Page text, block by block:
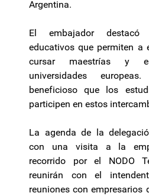
Argentina.
El embajador destacó
educativos que permiten a
cursar maestrías y
universidades
beneficioso que los
participen en estos
La agenda de la
con una visita a la
recorrido por el NODO
reunirán con el
reuniones con empresarios